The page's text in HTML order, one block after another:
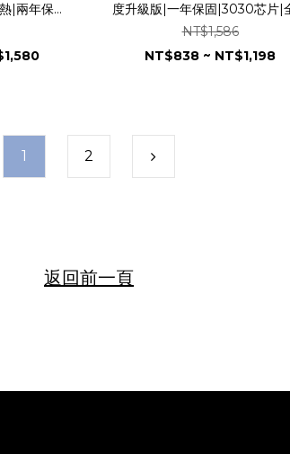
|兩年保固
｜H8 H11
度升級版|一年保固|3030芯片|
散熱|解碼防頻閃|風扇加強版|可
NT$1,586
NT$838 ~ NT$1,198
1 2
返回前一頁